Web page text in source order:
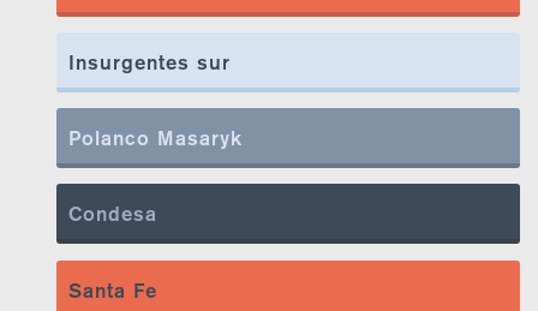
Insurgentes sur
Polanco Masaryk
Condesa
Santa Fe